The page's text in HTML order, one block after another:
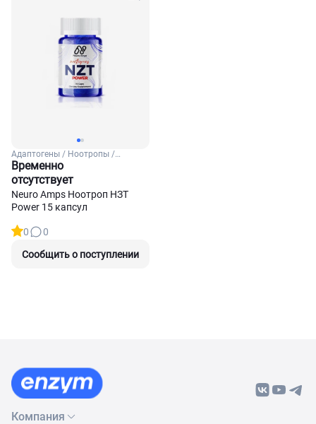
Адаптогены / Ноотропы /
Улучшения памяти и умственной
деятельности
Временно
отсутствует
Neuro Amps Ноотроп НЗТ
Power 15 капсул
0
0
Сообщить о поступлении
Компания